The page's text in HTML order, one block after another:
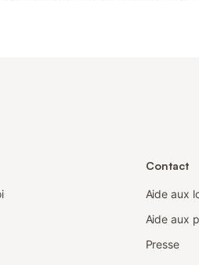
Contact
Aide aux
Aide aux
Presse